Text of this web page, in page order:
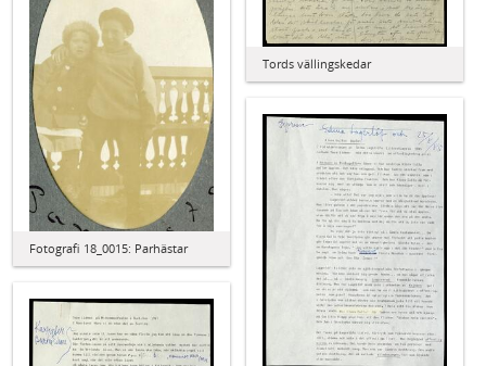
Tords vällingskedar
Fotografi 18_0015: Parhästar